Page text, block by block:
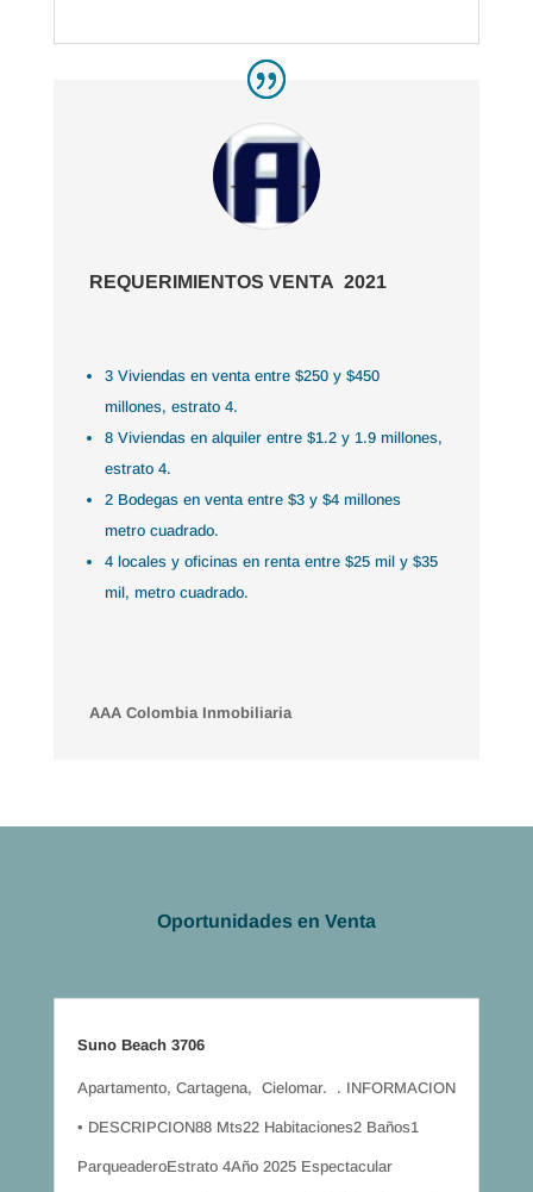
REQUERIMIENTOS VENTA 2021
3 Viviendas en venta entre $250 y $450
millones, estrato 4.
8 Viviendas en alquiler entre $1.2 y 1.9 millones,
estrato 4.
2 Bodegas en venta entre $3 y $4 millones
metro cuadrado.
4 locales y oficinas en renta entre $25 mil y $35
mil, metro cuadrado.
AAA Colombia Inmobiliaria
Oportunidades en Venta
Suno Beach 3706
Apartamento, Cartagena, Cielomar. . INFORMACION
• DESCRIPCION88 Mts22 Habitaciones2 Baños1
ParqueaderoEstrato 4Año 2025 Espectacular